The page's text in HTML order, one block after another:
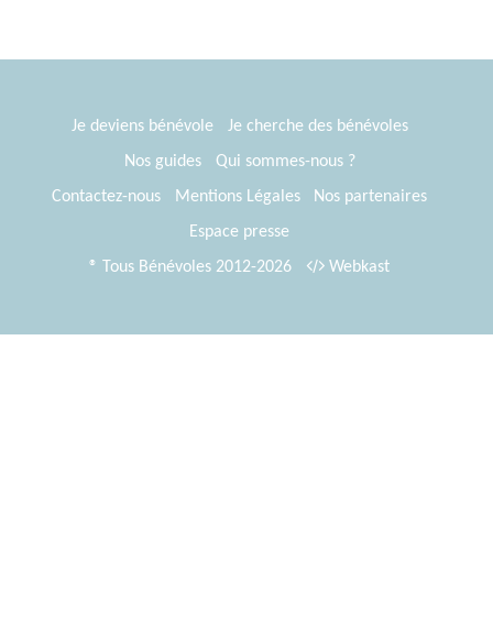
Je deviens bénévole
Je cherche des bénévoles
Nos guides
Qui sommes-nous ?
Contactez-nous
Mentions Légales
Nos partenaires
Espace presse
® Tous Bénévoles 2012-2026
Webkast